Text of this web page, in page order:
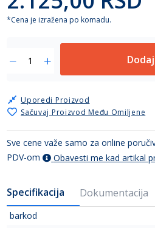
*Cena je izražena po komadu.
Sačuvaj Proizvod Među Omiljene
Uporedi Proizvod
Sve cene važe samo za online
PDV-om
Obavesti me kad artikal
Specifikacija Dokumentacija
barkod